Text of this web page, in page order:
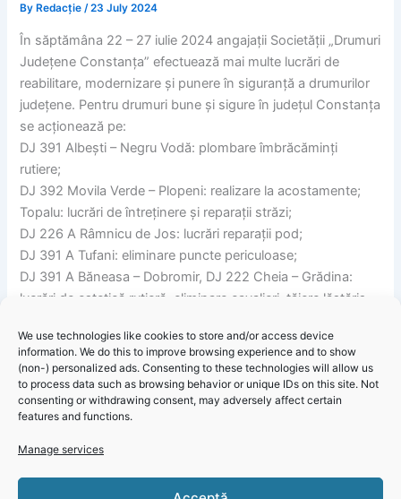
We use technologies like cookies to store and/or access device
information. We do this to improve browsing experience and to show
(non-) personalized ads. Consenting to these technologies will allow us
to process data such as browsing behavior or unique IDs on this site. Not
consenting or withdrawing consent, may adversely affect certain
features and functions.
Manage services
By Redacție/23 July 2024
În săptămâna 22 – 27 iulie 2024 angajații Societății „Drumuri
Județene Constanța” efectuează mai multe lucrări de
reabilitare, modernizare și punere în siguranță a drumurilor
județene. Pentru drumuri bune și sigure în județul Constanța
se acționează pe:
DJ 391 Albești – Negru Vodă: plombare îmbrăcăminți
rutiere;
DJ 392 Movila Verde – Plopeni: realizare la acostamente;
Topalu: lucrări de întreținere și reparații străzi;
DJ 226 A Râmnicu de Jos: lucrări reparații pod;
DJ 391 A Tufani: eliminare puncte periculoase;
DJ 391 A Băneasa – Dobromir, DJ 222 Cheia – Grădina:
lucrări de estetică rutieră, eliminare cavalieri, tăiere lăstăriș.
întârzieri în implementarea proiectelor.
Rugăm participanții la traficul rutier să manifeste prudență și
înțelegere pe aceste sectoare de drum și să respecte
restricțiile rutiere impuse.
DJC – Informare „Lucrări pe drumurile județene în